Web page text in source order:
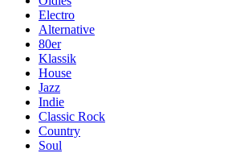
Electro
Alternative
80er
Klassik
House
Jazz
Indie
Classic Rock
Country
Soul